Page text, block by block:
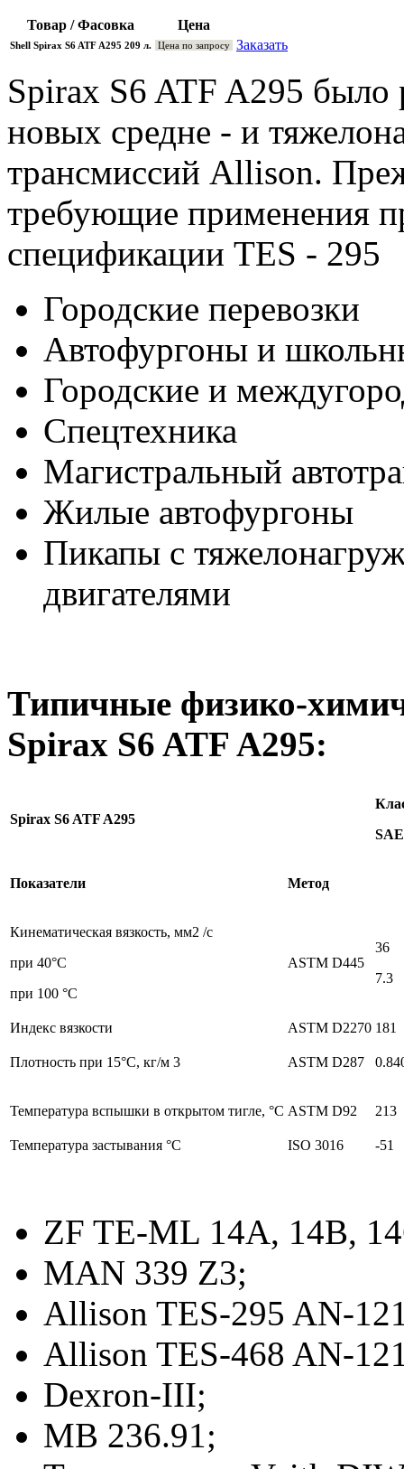
Товар / Фасовка Цена
Shell Spirax S6 ATF A295 209 л. Цена по запросу Заказать
Spirax S6 ATF A295 было
новых средне - и
трансмиссий Allison.
требующие применения
спецификации TES - 295
Городские перевозки
Автофургоны и
Городские и
Спецтехника
Магистральный
Жилые автофургоны
Пикапы с
двигателями
Типичные физико-
Spirax S6 ATF A295:
Spirax S6 ATF A295
SAE
Показатели Метод
Кинематическая вязкость, мм2 /с
при 40°C
при 100 °C
ASTM D445
36
7.3
Индекс вязкости ASTM D2270 181
Плотность при 15°C, кг/м 3 ASTM D287
Температура вспышки в открытом тигле, °C ASTM D92 213
Температура застывания °C ISO 3016 -51
ZF TE-ML 14A, 14B,
MAN 339 Z3;
Allison TES-295 AN-
Allison TES-468 AN-
Dexron-III;
MB 236.91;